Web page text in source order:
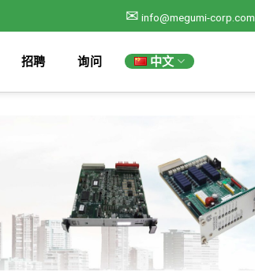
✉ info@megumi-corp.com
招聘 询问 中文